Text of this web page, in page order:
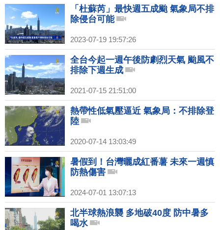
「杜蘇芮」最快週五成颱 氣象局不排
除侵台可能
2023-07-19 19:57:26
全台今起一週午後防劇烈天氣 颱風不
排除下週生成
2021-07-15 21:51:00
熱帶性低氣壓逼近 氣象局：不排除登
陸
2020-07-14 13:03:49
暑假到！台灣曬成紅番薯 未來一週慎
防熱傷害
2024-07-01 13:07:13
北半球熱浪襲 多地破40度 防中暑多
喝水